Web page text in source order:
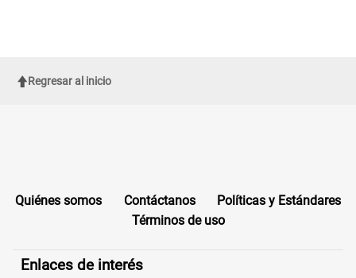
Regresar al inicio
Quiénes somos Contáctanos
Políticas y Estándares
Términos de uso
Enlaces de interés